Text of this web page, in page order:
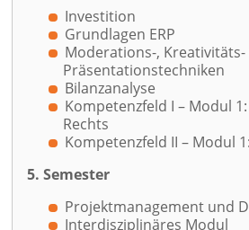
Investition
Grundlagen ERP
Moderations-, Kreativitäts-
Präsentationstechniken
Bilanzanalyse
Kompetenzfeld I – Modul
Rechts
Kompetenzfeld II – Modul
5. Semester
Projektmanagement und
Interdisziplinäres Modul